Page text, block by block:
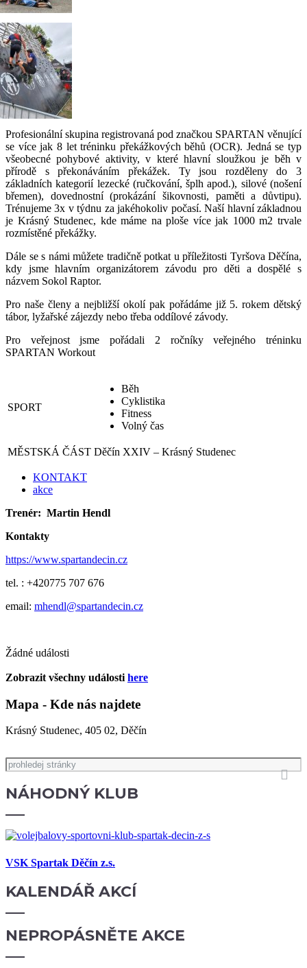
Profesionální skupina registrovaná pod značkou SPARTAN věnující
se více jak 8 let tréninku překážkových běhů (OCR). Jedná se typ
všeobecné pohybové aktivity, v které hlavní sloužkou je běh v
přírodě s překonáváním překážek. Ty jsou rozděleny do 3
základních kategorií lezecké (ručkování, šplh apod.), silové (nošení
břemen), dovednostní (prokázání šikovnosti, paměti a důvtipu).
Trénujeme 3x v týdnu za jakéhokoliv počasí. Naší hlavní základnou
je Krásný Studenec, kde máme na ploše více jak 1000 m2 trvale
rozmístěné překážky.
Dále se s námi můžete tradičně potkat u příležitosti Tyršova Děčína,
kdy jsme hlavním organizátorem závodu pro děti a dospělé s
názvem Sokol Raptor.
Pro naše členy a nejbližší okolí pak pořádáme již 5. rokem dětský
tábor, lyžařské zájezdy nebo třeba oddílové závody.
Pro veřejnost jsme pořádali 2 ročníky veřejného tréninku
SPARTAN Workout
SPORT
Běh
Cyklistika
Fitness
Volný čas
MĚSTSKÁ ČÁST Děčín XXIV – Krásný Studenec
KONTAKT
akce
Trenér: Martin Hendl
Kontakty
https://www.spartandecin.cz
tel. : +420775 707 676
email: mhendl@spartandecin.cz
Žádné události
Zobrazit všechny události here
Mapa - Kde nás najdete
Krásný Studenec, 405 02, Děčín
NÁHODNÝKLUB
VSK Spartak Děčín z.s.
KALENDÁŘ AKCÍ
NEPROPÁSNĚTE AKCE